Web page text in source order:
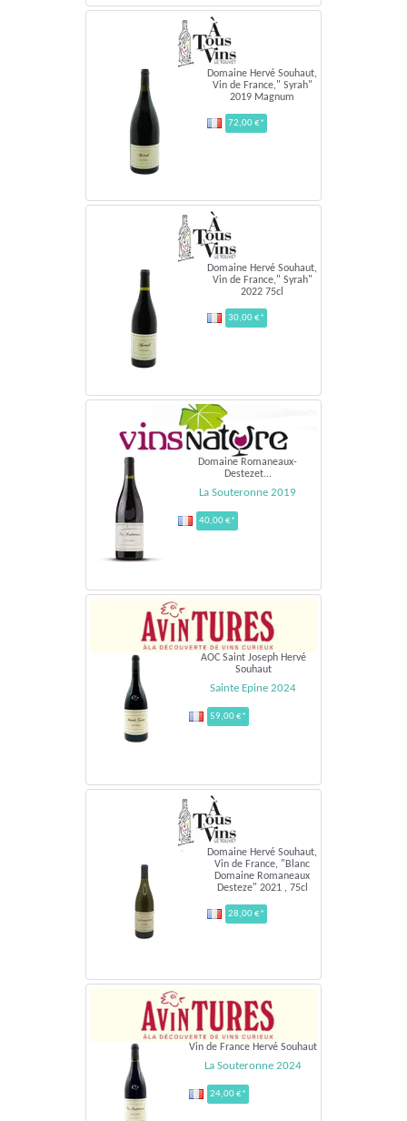
Domaine Hervé Souhaut,
Vin de France," Syrah"
2019 Magnum
72,00 €*
Domaine Hervé Souhaut,
Vin de France," Syrah"
2022 75cl
30,00 €*
Domaine Romaneaux-
Destezet...
La Souteronne 2019
40,00 €*
AOC Saint Joseph Hervé
Souhaut
Sainte Epine 2024
59,00 €*
Domaine Hervé Souhaut,
Vin de France, "Blanc
Domaine Romaneaux
Desteze" 2021 , 75cl
28,00 €*
Vin de France Hervé Souhaut
La Souteronne 2024
24,00 €*